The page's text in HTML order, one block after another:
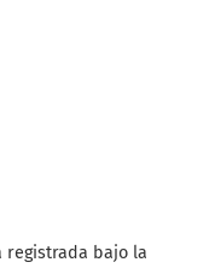
registrada bajo la